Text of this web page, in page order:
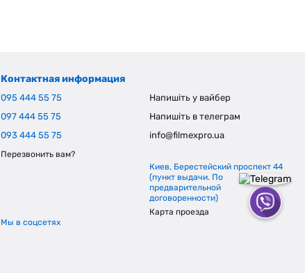
Контактная информация
095 444 55 75
097 444 55 75
093 444 55 75
Перезвонить вам?
Напишіть у вайбер
Напишіть в телеграм
info@filmexpro.ua
Киев, Берестейский проспект 44
(пункт выдачи. По
предварительной
договоренности)
Карта проезда
Мы в соцсетях